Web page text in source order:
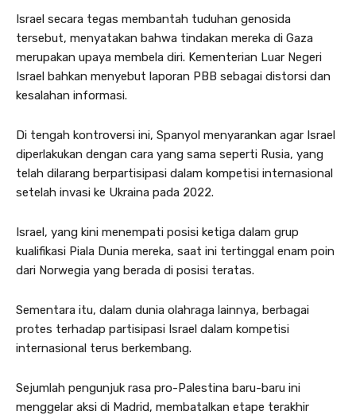
Israel secara tegas membantah tuduhan genosida
tersebut, menyatakan bahwa tindakan mereka di Gaza
merupakan upaya membela diri. Kementerian Luar Negeri
Israel bahkan menyebut laporan PBB sebagai distorsi dan
kesalahan informasi.
Di tengah kontroversi ini, Spanyol menyarankan agar Israel
diperlakukan dengan cara yang sama seperti Rusia, yang
telah dilarang berpartisipasi dalam kompetisi internasional
setelah invasi ke Ukraina pada 2022.
Israel, yang kini menempati posisi ketiga dalam grup
kualifikasi Piala Dunia mereka, saat ini tertinggal enam poin
dari Norwegia yang berada di posisi teratas.
Sementara itu, dalam dunia olahraga lainnya, berbagai
protes terhadap partisipasi Israel dalam kompetisi
internasional terus berkembang.
Sejumlah pengunjuk rasa pro-Palestina baru-baru ini
menggelar aksi di Madrid, membatalkan etape terakhir